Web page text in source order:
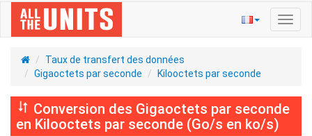
la
Taux de transfert des données
Gigaoctets par seconde
Kilooctets par seconde
Conversion des Gigaoctets par seconde
en Kilooctets par seconde (Go/s en ko/s)